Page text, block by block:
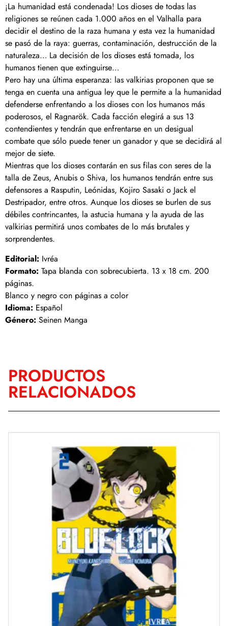
¡La humanidad está condenada! Los dioses de todas las
religiones se reúnen cada 1.000 años en el Valhalla para
decidir el destino de la raza humana y esta vez la humanidad
se pasó de la raya: guerras, contaminación, destrucción de la
naturaleza… La decisión de los dioses está tomada, los
humanos tienen que extinguirse…
Pero hay una última esperanza: las valkirias proponen que se
tenga en cuenta una antigua ley que le permite a la humanidad
defenderse enfrentando a los dioses con los humanos más
poderosos, el Ragnarök. Cada facción elegirá a sus 13
contendientes y tendrán que enfrentarse en un desigual
combate que sólo puede tener un ganador y que se decidirá al
mejor de siete.
Mientras que los dioses contarán en sus filas con seres de la
talla de Zeus, Anubis o Shiva, los humanos tendrán entre sus
defensores a Rasputin, Leónidas, Kojiro Sasaki o Jack el
Destripador, entre otros. Aunque los dioses se burlen de sus
débiles contrincantes, la astucia humana y la ayuda de las
valkirias permitirá unos combates de lo más brutales y
sorprendentes.
Editorial: Ivréa
Formato: Tapa blanda con sobrecubierta. 13 x 18 cm. 200
páginas.
Blanco y negro con páginas a color
Idioma: Español
Género: Seinen Manga
PRODUCTOS
RELACIONADOS